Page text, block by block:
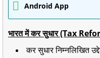
Android App
भारत में कर सुधार (Tax
कर सुधार निम्नलिखित